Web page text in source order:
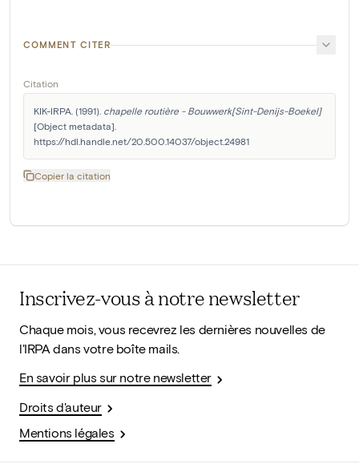
COMMENT CITER
Citation
KIK-IRPA. (1991). chapelle routière - Bouwwerk[Sint-Denijs-Boekel]
[Object metadata].
https://hdl.handle.net/20.500.14037/object.24981
Copier la citation
Inscrivez-vous à notre newsletter
Chaque mois, vous recevrez les dernières nouvelles de
l'IRPA dans votre boîte mails.
En savoir plus sur notre newsletter
Droits d'auteur
Mentions légales